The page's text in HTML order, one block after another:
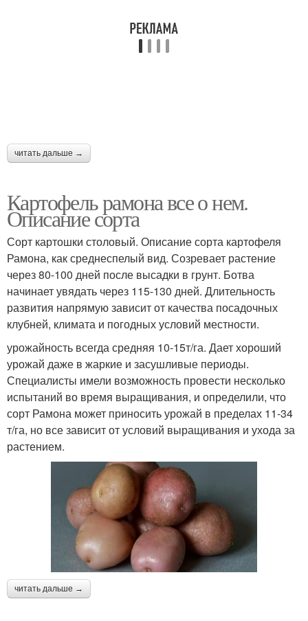
читать дальше →
Картофель рамона все о нем.
Описание сорта
Сорт картошки столовый. Описание сорта картофеля
Рамона, как среднеспелый вид. Созревает растение
через 80-100 дней после высадки в грунт. Ботва
начинает увядать через 115-130 дней. Длительность
развития напрямую зависит от качества посадочных
клубней, климата и погодных условий местности.
урожайность всегда средняя 10-15т/га. Дает хороший
урожай даже в жаркие и засушливые периоды.
Специалисты имели возможность провести несколько
испытаний во время выращивания, и определили, что
сорт Рамона может приносить урожай в пределах 11-34
т/га, но все зависит от условий выращивания и ухода за
растением.
читать дальше →